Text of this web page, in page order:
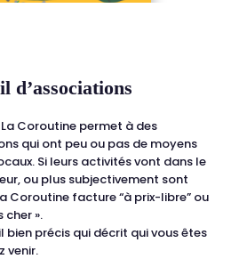
d’associations
Coroutine permet à des
qui ont peu ou pas de moyens
Si leurs activités vont dans le
ou plus subjectivement sont
Coroutine facture “à prix-libre” ou
cher ».
bien précis qui décrit qui vous êtes
venir.